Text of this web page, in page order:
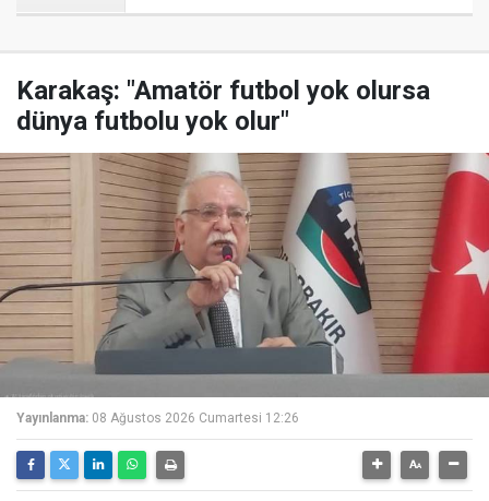
Karakaş: "Amatör futbol yok olursa
dünya futbolu yok olur"
Yayınlanma: 08 Ağustos 2026 Cumartesi 12:26